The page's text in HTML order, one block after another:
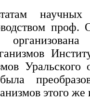
научных
проф.
Уральского
этого же